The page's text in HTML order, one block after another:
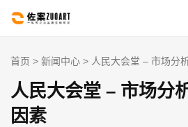
首页 > 新闻中心 > 人民大会堂 – 市场分
人民大会堂 – 市场分
因素